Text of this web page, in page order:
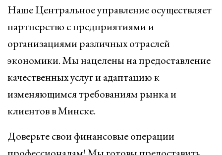
Наше Центральное управление осуществляет
партнерство с предприятиями и
организациями различных отраслей
экономики. Мы нацелены на предоставление
качественных услуг и адаптацию к
изменяющимся требованиям рынка и
клиентов в Минске.
Доверьте свои финансовые операции